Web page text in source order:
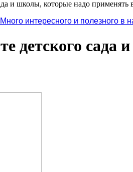
и школы, которые надо применять
Много интересного и полезного
детского